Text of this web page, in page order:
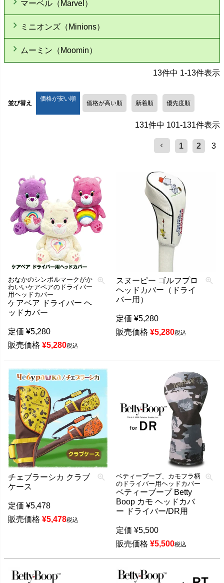
マーベル（Marvel）
ミニオンズ（Minions）
ムーミン（Moomin）
13件中 1-13件表示
並び替え
価格が安い順
価格が高い順 新着順 優先度順
131件中 101-131件表示
1 2 3
おなかのシンボルマークがか
わいいケアベアのドライバー
用ヘッドカバー
ケアベア ドライバー ヘ
ッドカバー
定価 ¥5,280
販売価格 ¥5,280税込
スヌーピー ゴルフプロ
ヘッドカバー（ドライ
バー用）
定価 ¥5,280
販売価格 ¥5,280税込
チェブラーシカ クラブ
ケース
定価 ¥5,478
販売価格 ¥5,478税込
ベティーブープ、カモフラ柄
のドライバー用ヘッドカバー
ベティーブープ Betty
Boop カモ ヘッドカバ
ー ドライバー/DR用
定価 ¥5,500
販売価格 ¥5,500税込